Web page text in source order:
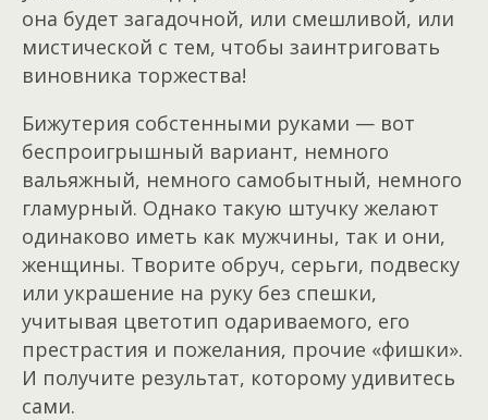
она будет загадочной, или смешливой, или
мистической с тем, чтобы заинтриговать
виновника торжества!
Бижутерия собстенными руками — вот
беспроигрышный вариант, немного
вальяжный, немного самобытный, немного
гламурный. Однако такую штучку желают
одинаково иметь как мужчины, так и они,
женщины. Творите обруч, серьги, подвеску
или украшение на руку без спешки,
учитывая цветотип одариваемого, его
престрастия и пожелания, прочие «фишки».
И получите результат, которому удивитесь
сами.